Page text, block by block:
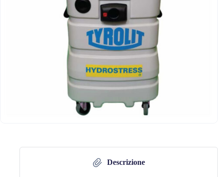
Descrizione